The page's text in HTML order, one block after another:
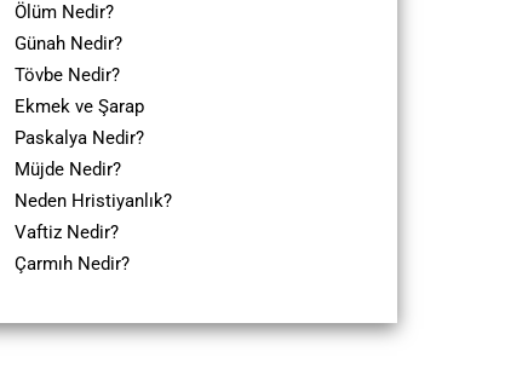
Ölüm Nedir?
Günah Nedir?
Tövbe Nedir?
Ekmek ve Şarap
Paskalya Nedir?
Müjde Nedir?
Neden Hristiyanlık?
Vaftiz Nedir?
Çarmıh Nedir?